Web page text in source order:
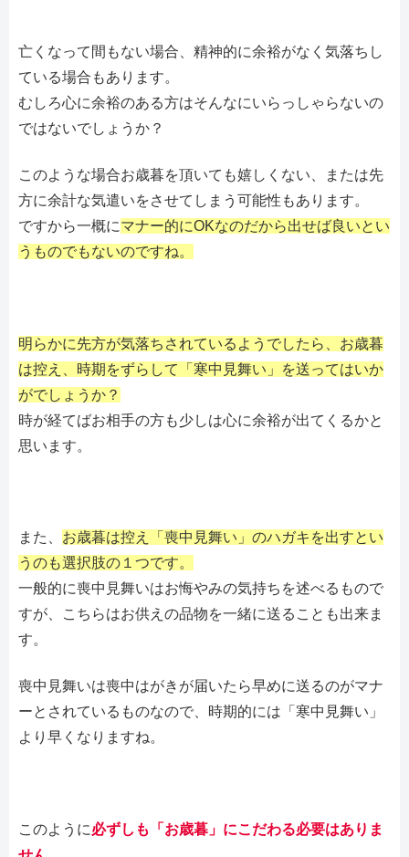
亡くなって間もない場合、精神的に余裕がなく気落ちし
ている場合もあります。
むしろ心に余裕のある方はそんなにいらっしゃらないの
ではないでしょうか？
このような場合お歳暮を頂いても嬉しくない、または先
方に余計な気遣いをさせてしまう可能性もあります。
ですから一概にマナー的にOKなのだから出せば良いとい
うものでもないのですね。
明らかに先方が気落ちされているようでしたら、お歳暮
は控え、時期をずらして「寒中見舞い」を送ってはいか
がでしょうか？
時が経てばお相手の方も少しは心に余裕が出てくるかと
思います。
また、 お歳暮は控え「喪中見舞い」のハガキを出すとい
うのも選択肢の１つです。
一般的に喪中見舞いはお悔やみの気持ちを述べるもので
すが、こちらはお供えの品物を一緒に送ることも出来ま
す。
喪中見舞いは喪中はがきが届いたら早めに送るのがマナ
ーとされているものなので、時期的には「寒中見舞い」
より早くなりますね。
このように必ずしも「お歳暮」にこだわる必要はありま